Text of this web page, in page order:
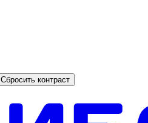
Сбросить контраст